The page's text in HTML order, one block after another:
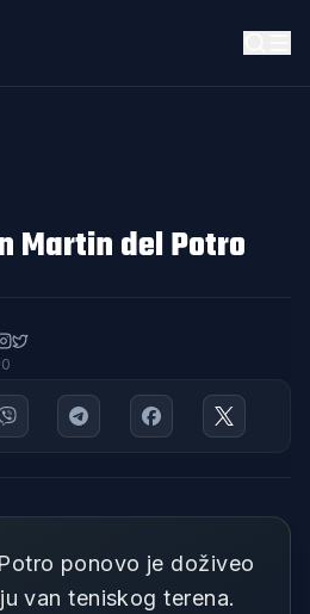
Martin del Potro
ponovo je doživeo
van teniskog terena.